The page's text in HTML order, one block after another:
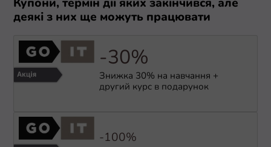
Купони, термін дії яких закінчився, але
деякі з них ще можуть працювати
-30%
Знижка 30% на навчання +
другий курс в подарунок
-100%